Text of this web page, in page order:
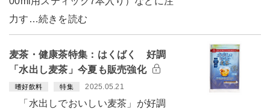
力す…続きを読む
麦茶・健康茶特集：はくばく 好調
「水出し麦茶」今夏も販売強化
嗜好飲料 特集 2025.05.21
「水出しでおいしい麦茶」が好調